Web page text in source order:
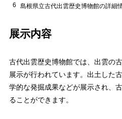
6 島根県立古代出雲歴史博物館の詳細
展示内容
古代出雲歴史博物館では、出雲の
展示が行われています。出土した
学的な発掘成果などが展示され、
ることができます。